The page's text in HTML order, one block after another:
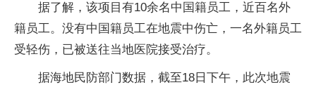
据了解，该项目有10余名中国籍员工，近百名外
籍员工。没有中国籍员工在地震中伤亡，一名外籍员工
受轻伤，已被送往当地医院接受治疗。
据海地民防部门数据，截至18日下午，此次地震